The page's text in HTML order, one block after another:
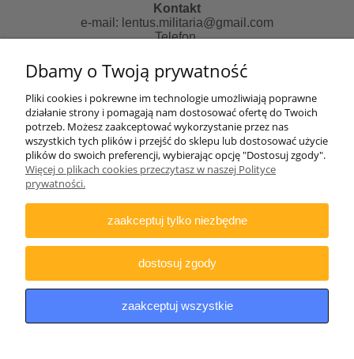
Kontakt
e-mail: lentus.militaria@gmail.com
Telefon
Zapraszamy do skorzystania z naszych usług:
Strona informacyjna:
http://lentus-militaria.pl/
oraz usług Agencji fotograficznej
http://zatrzymanewkadrze.com.pl/
Lentus Rafał Nizicki
ul. Generała Andersa 2e/77
41-200 Sosnowiec
NIP: 644-307-79-15
w/w adresach nie prowadzimy pod nim sklepu
stacjonarnego jak i odbiorów osobistych towarów.
Dbamy o Twoją prywatność
Pliki cookies i pokrewne im technologie umożliwiają poprawne
działanie strony i pomagają nam dostosować ofertę do Twoich
potrzeb. Możesz zaakceptować wykorzystanie przez nas
wszystkich tych plików i przejść do sklepu lub dostosować użycie
plików do swoich preferencji, wybierając opcję "Dostosuj zgody".
Więcej o plikach cookies przeczytasz w naszej Polityce
prywatności.
zaakceptuj tylko niezbędne
dostosuj zgody
zaakceptuj wszystkie